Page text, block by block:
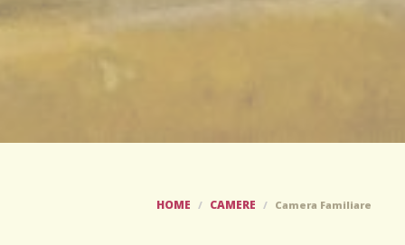
HOME CAMERE Camera Familiare